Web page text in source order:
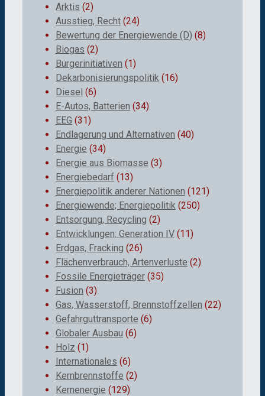
Arktis (2)
Ausstieg, Recht (24)
Bewertung der Energiewende (D) (8)
Biogas (2)
Bürgerinitiativen (1)
Dekarbonisierungspolitik (16)
Diesel (6)
E-Autos, Batterien (34)
EEG (31)
Endlagerung und Alternativen (40)
Energie (34)
Energie aus Biomasse (3)
Energiebedarf (13)
Energiepolitik anderer Nationen (121)
Energiewende; Energiepolitik (250)
Entsorgung, Recycling (2)
Entwicklungen: Generation IV (11)
Erdgas, Fracking (26)
Flächenverbrauch, Artenverluste (2)
Fossile Energieträger (35)
Fusion (3)
Gas, Wasserstoff, Brennstoffzellen (22)
Gefahrguttransporte (6)
Globaler Ausbau (6)
Holz (1)
Internationales (6)
Kernbrennstoffe (2)
Kernenergie (129)